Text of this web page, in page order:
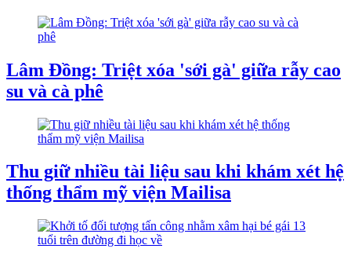
Lâm Đồng: Triệt xóa 'sới gà' giữa rẫy cao
su và cà phê
Thu giữ nhiều tài liệu sau khi khám xét hệ
thống thẩm mỹ viện Mailisa